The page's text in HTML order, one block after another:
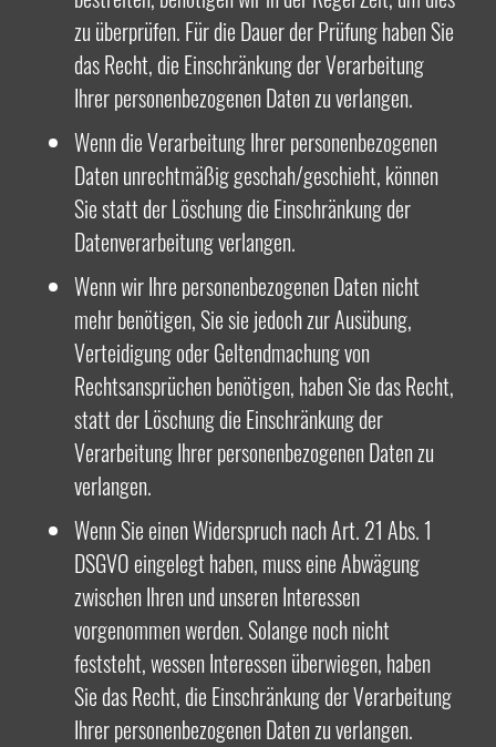
zu überprüfen. Für die Dauer der Prüfung haben Sie
das Recht, die Einschränkung der Verarbeitung
Ihrer personenbezogenen Daten zu verlangen.
Wenn die Verarbeitung Ihrer personenbezogenen
Daten unrechtmäßig geschah/geschieht, können
Sie statt der Löschung die Einschränkung der
Datenverarbeitung verlangen.
Wenn wir Ihre personenbezogenen Daten nicht
mehr benötigen, Sie sie jedoch zur Ausübung,
Verteidigung oder Geltendmachung von
Rechtsansprüchen benötigen, haben Sie das Recht,
statt der Löschung die Einschränkung der
Verarbeitung Ihrer personenbezogenen Daten zu
verlangen.
Wenn Sie einen Widerspruch nach Art. 21 Abs. 1
DSGVO eingelegt haben, muss eine Abwägung
zwischen Ihren und unseren Interessen
vorgenommen werden. Solange noch nicht
feststeht, wessen Interessen überwiegen, haben
Sie das Recht, die Einschränkung der Verarbeitung
Ihrer personenbezogenen Daten zu verlangen.